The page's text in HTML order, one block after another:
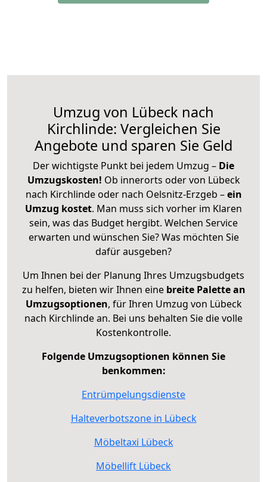
Umzug von Lübeck nach
Kirchlinde: Vergleichen Sie
Angebote und sparen Sie Geld
Der wichtigste Punkt bei jedem Umzug – Die
Umzugskosten! Ob innerorts oder von Lübeck
nach Kirchlinde oder nach Oelsnitz-Erzgeb –ein
Umzug kostet. Man muss sich vorher im Klaren
sein, was das Budget hergibt. Welchen Service
erwarten und wünschen Sie? Was möchten Sie
dafür ausgeben?
Um Ihnen bei der Planung Ihres Umzugsbudgets
zu helfen, bieten wir Ihnen eine breite Palette an
Umzugsoptionen, für Ihren Umzug von Lübeck
nach Kirchlinde an. Bei uns behalten Sie die volle
Kostenkontrolle.
Folgende Umzugsoptionen können Sie
benkommen:
Entrümpelungsdienste
Halteverbotszone in Lübeck
Möbeltaxi Lübeck
Möbellift Lübeck